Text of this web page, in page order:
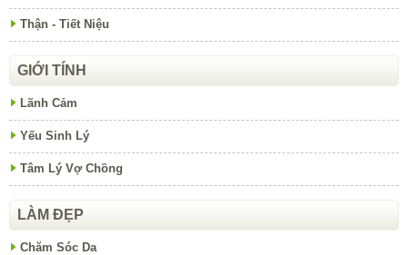
Thận - Tiết Niệu
GIỚI TÍNH
Lãnh Cảm
Yếu Sinh Lý
Tâm Lý Vợ Chồng
LÀM ĐẸP
Chăm Sóc Da